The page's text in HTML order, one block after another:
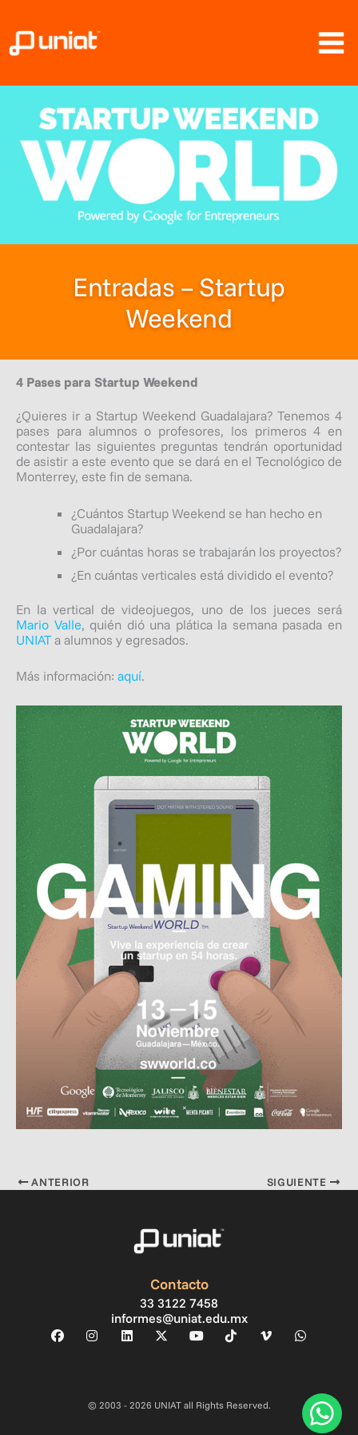
contenido
Entradas – Startup
Weekend
4 Pases para Startup Weekend
¿Quieres ir a Startup Weekend Guadalajara? Tenemos 4
pases para alumnos o profesores, los primeros 4 en
contestar las siguientes preguntas tendrán oportunidad
de asistir a este evento que se dará en el Tecnológico de
Monterrey, este fin de semana.
¿Cuántos Startup Weekend se han hecho en
Guadalajara?
¿Por cuántas horas se trabajarán los proyectos?
¿En cuántasverticales está dividido el evento?
En la vertical de videojuegos, uno de los jueces será
Mario Valle, quién dió una plática la semana pasada en
UNIATa alumnos y egresados.
Más información: aquí.
ANTERIOR SIGUIENTE
Contacto
33 3122 7458
informes@uniat.edu.mx
© 2003 - 2026 UNIAT all Rights Reserved.